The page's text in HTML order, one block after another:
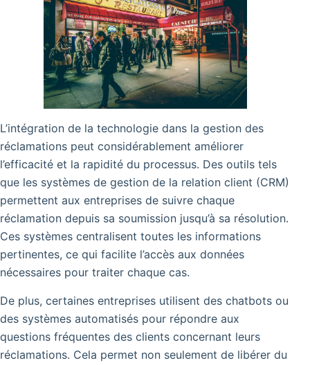
L’intégration de la technologie dans la gestion des
réclamations peut considérablement améliorer
l’efficacité et la rapidité du processus. Des outils tels
que les systèmes de gestion de la relation client (CRM)
permettent aux entreprises de suivre chaque
réclamation depuis sa soumission jusqu’à sa résolution.
Ces systèmes centralisent toutes les informations
pertinentes, ce qui facilite l’accès aux données
nécessaires pour traiter chaque cas.
De plus, certaines entreprises utilisent des chatbots ou
des systèmes automatisés pour répondre aux
questions fréquentes des clients concernant leurs
réclamations. Cela permet non seulement de libérer du